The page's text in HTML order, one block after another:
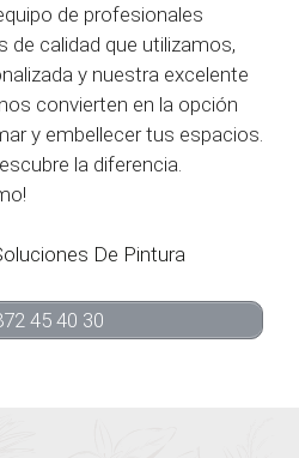
de profesionales
de calidad que utilizamos,
y nuestra excelente
convierten en la opción
y embellecer tus espacios.
la diferencia.
De Pintura
45 40 30